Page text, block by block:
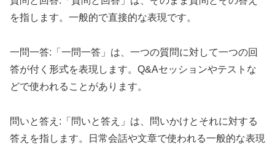
を指します。一般的で直接的な表現です。
一問一答:「一問一答」は、一つの質問に対して一つの回
答が付く形式を表現します。Q&Aセッションやテストな
どで使われることがあります。
問いと答え:「問いと答え」は、問いかけとそれに対する
答えを指します。日常会話や文章で使われる一般的な表現